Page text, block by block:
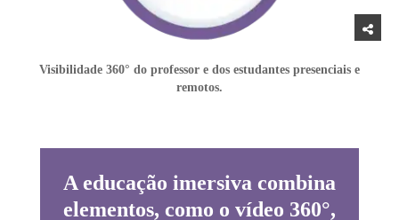
A educação imersiva combina
elementos, como o vídeo 360°,
Visibilidade 360° do professor e dos estudantes presenciais e
remotos.